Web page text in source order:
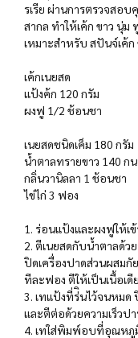
รเรีย ผ่านการตรวจสอ
สากล ทำให้เค้ก ขาว นุ่ม
เหมาะสำหรับ สปันจ์เค้
เค้กเนยสด
แป้งค้ก 120 กรัม
ผงฟู 1/2 ช้อนชา
เนยสดชนิดเค็ม 180 กรัม
น้ำตาลทรายขาว 140 ก
กลิ่นวานิลลา 1 ช้อนชา
ไข่ไก่ 3 ฟอง
1. ร่อนแป้งและผงฟูให้เ
2. ตีเนยสดกับน้ำตาลด้ว
ปิดเครื่องปาดส่วนผสมกั
ทีละฟอง ตีให้เป็นเนื้อเดี
3. เทแป้งที่ร่ินไว้จนหมด
และตีต่อด้วยความเร็วป
4. เทใส่พิมพ์อบที่อุณหภู